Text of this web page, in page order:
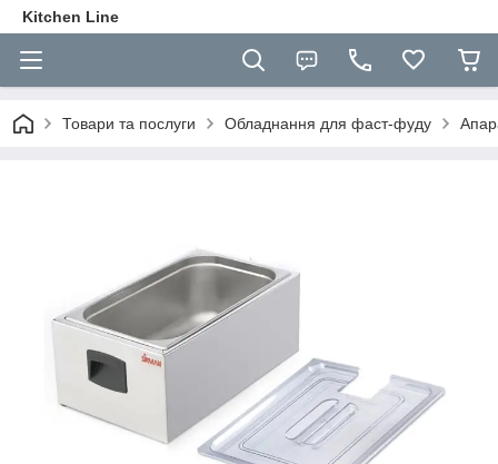
Kitchen Line
Товари та послуги Обладнання для фаст-фуду